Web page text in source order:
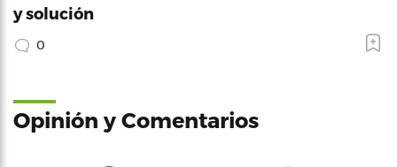
y solución
0
Opinión y Comentarios